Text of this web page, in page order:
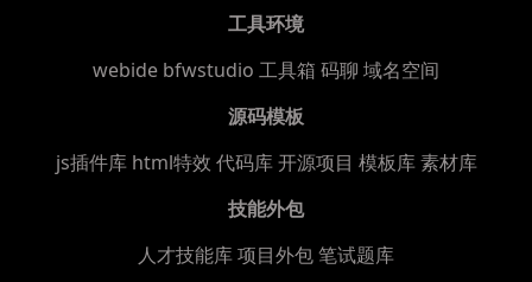
工具环境
webide bfwstudio 工具箱 码聊 域名空间
源码模板
js插件库 html特效 代码库 开源项目 模板库 素材库
技能外包
人才技能库项目外包笔试题库